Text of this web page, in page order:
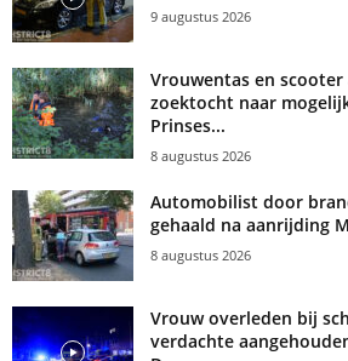
9 augustus 2026
Vrouwentas en
zoektocht naar
Prinses...
8 augustus 2026
Automobilist door
gehaald na aanrijding
8 augustus 2026
Vrouw overleden bij
verdachte